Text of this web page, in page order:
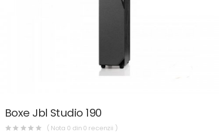
Boxe Jbl Studio 190
( Nota 0 din 0 recenzii )